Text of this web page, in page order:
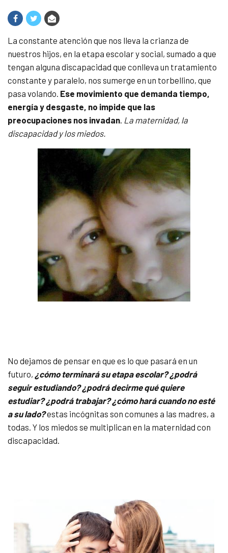
La constante atención que nos lleva la crianza de
nuestros hijos, en la etapa escolar y social, sumado a que
tengan alguna discapacidad que conlleva un tratamiento
constante y paralelo, nos sumerge en un torbellino, que
pasa volando. Ese movimiento que demanda tiempo,
energía y desgaste, no impide que las
preocupaciones nos invadan. La maternidad, la
discapacidad y los miedos.
No dejamos de pensar en que es lo que pasará en un
futuro, ¿cómo terminará su etapa escolar? ¿podrá
seguir estudiando? ¿podrá decirme qué quiere
estudiar? ¿podrá trabajar? ¿cómo hará cuando no esté
a su lado?estas incógnitas son comunes a las madres, a
todas. Y los miedos se multiplican en la maternidad con
discapacidad.